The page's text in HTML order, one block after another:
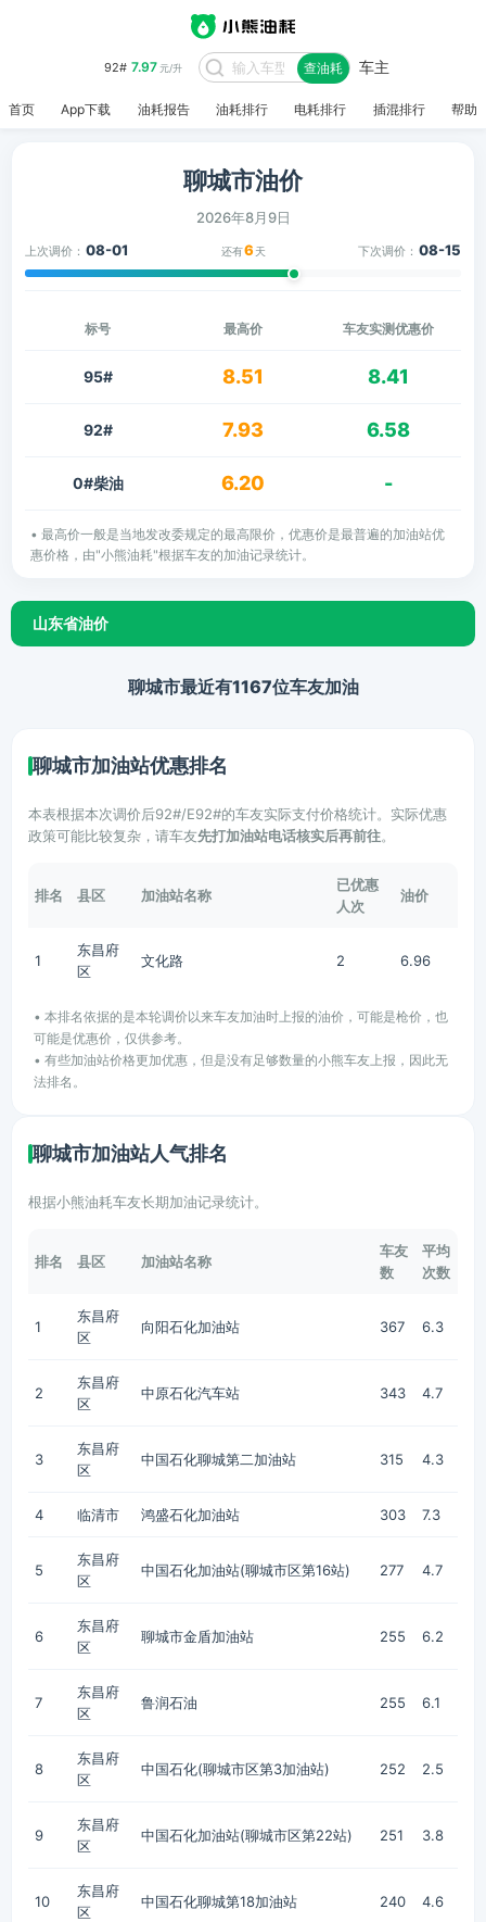
92# 7.97元/升 查油耗 车主
首页 App下载 油耗报告 油耗排行 电耗排行 插混排行 帮助
聊城市油价
2026年8月9日
上次调价： 08-01 还有6 天 下次调价： 08-15
标号 最高价 车友实测优惠价
95# 8.51 8.41
92# 7.93 6.58
0#柴油 6.20 -
• 最高价一般是当地发改委规定的最高限价，优惠价是最普遍的加油站优
惠价格，由"小熊油耗"根据车友的加油记录统计。
山东省油价
聊城市最近有1167位车友加油
聊城市加油站优惠排名
本表根据本次调价后92#/E92#的车友实际支付价格统计。实际优惠
政策可能比较复杂，请车友先打加油站电话核实后再前往。
排名 县区 加油站名称
已优惠
人次
油价
1
东昌府
区
文化路 2 6.96
• 本排名依据的是本轮调价以来车友加油时上报的油价，可能是枪价，也
可能是优惠价，仅供参考。
• 有些加油站价格更加优惠，但是没有足够数量的小熊车友上报，因此无
法排名。
聊城市加油站人气排名
根据小熊油耗车友长期加油记录统计。
排名 县区 加油站名称
车友
数
平均
次数
1
东昌府
区
向阳石化加油站 367 6.3
2
东昌府
区
中原石化汽车站 343 4.7
3
东昌府
区
中国石化聊城第二加油站 315 4.3
4 临清市 鸿盛石化加油站 303 7.3
5
东昌府
区
中国石化加油站(聊城市区第16站) 277 4.7
6
东昌府
区
聊城市金盾加油站 255 6.2
7
东昌府
区
鲁润石油 255 6.1
8
东昌府
区
中国石化(聊城市区第3加油站) 252 2.5
9
东昌府
区
中国石化加油站(聊城市区第22站) 251 3.8
10
东昌府
区
中国石化聊城第18加油站 240 4.6